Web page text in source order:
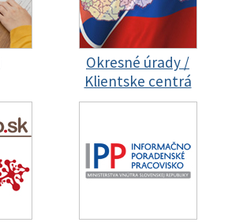
Okresné úrady /
Klientske centrá